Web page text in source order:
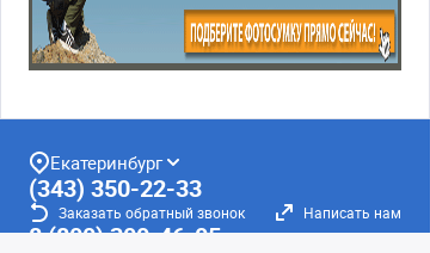
Екатеринбург
(343) 350-22-33
Заказать обратный звонок Написать нам
8 (800) 300-46-05